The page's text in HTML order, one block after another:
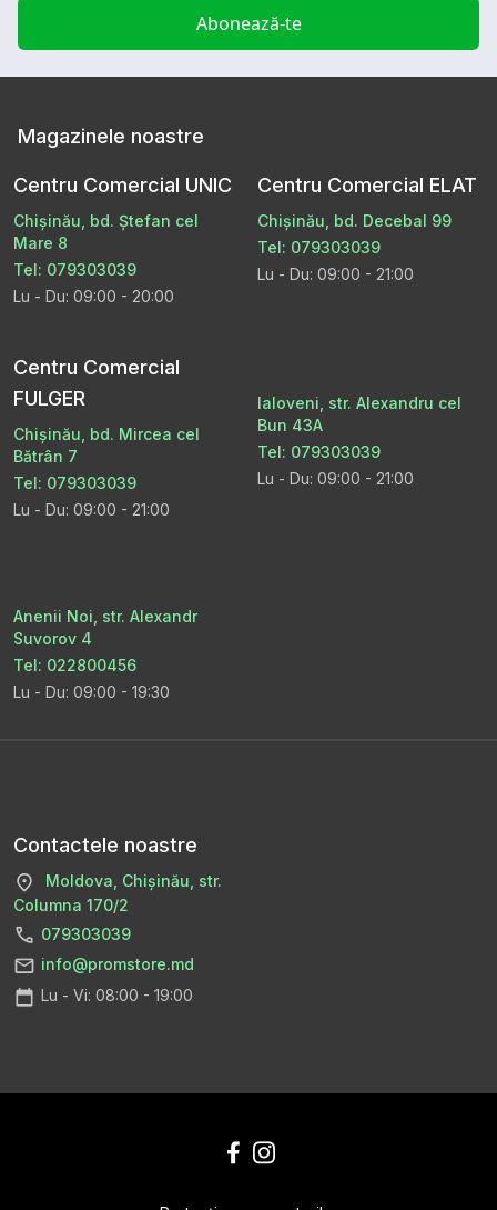
Abonează-te
Magazinele noastre
Centru Comercial UNIC
Chișinău, bd. Ștefan cel
Mare 8
Tel: 079303039
Lu - Du: 09:00 - 20:00
Centru Comercial ELAT
Chișinău, bd. Decebal 99
Tel: 079303039
Lu - Du: 09:00 - 21:00
Centru Comercial
FULGER
Chișinău, bd. Mircea cel
Bătrân 7
Tel: 079303039
Lu - Du: 09:00 - 21:00
Ialoveni, str. Alexandru cel
Bun 43A
Tel: 079303039
Lu - Du: 09:00 - 21:00
Anenii Noi, str. Alexandr
Suvorov 4
Tel: 022800456
Lu - Du: 09:00 - 19:30
Contactele noastre
Moldova, Chișinău, str.
Columna 170/2
079303039
info@promstore.md
Lu - Vi: 08:00 - 19:00